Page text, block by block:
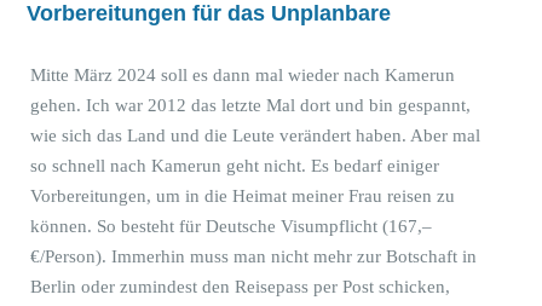
Vorbereitungen für das Unplanbare
Mitte März 2024 soll es dann mal wieder nach Kamerun
gehen. Ich war 2012 das letzte Mal dort und bin gespannt,
wie sich das Land und die Leute verändert haben. Aber mal
so schnell nach Kamerun geht nicht. Es bedarf einiger
Vorbereitungen, um in die Heimat meiner Frau reisen zu
können. So besteht für Deutsche Visumpflicht (167,–
€/Person). Immerhin muss man nicht mehr zur Botschaft in
Berlin oder zumindest den Reisepass per Post schicken,